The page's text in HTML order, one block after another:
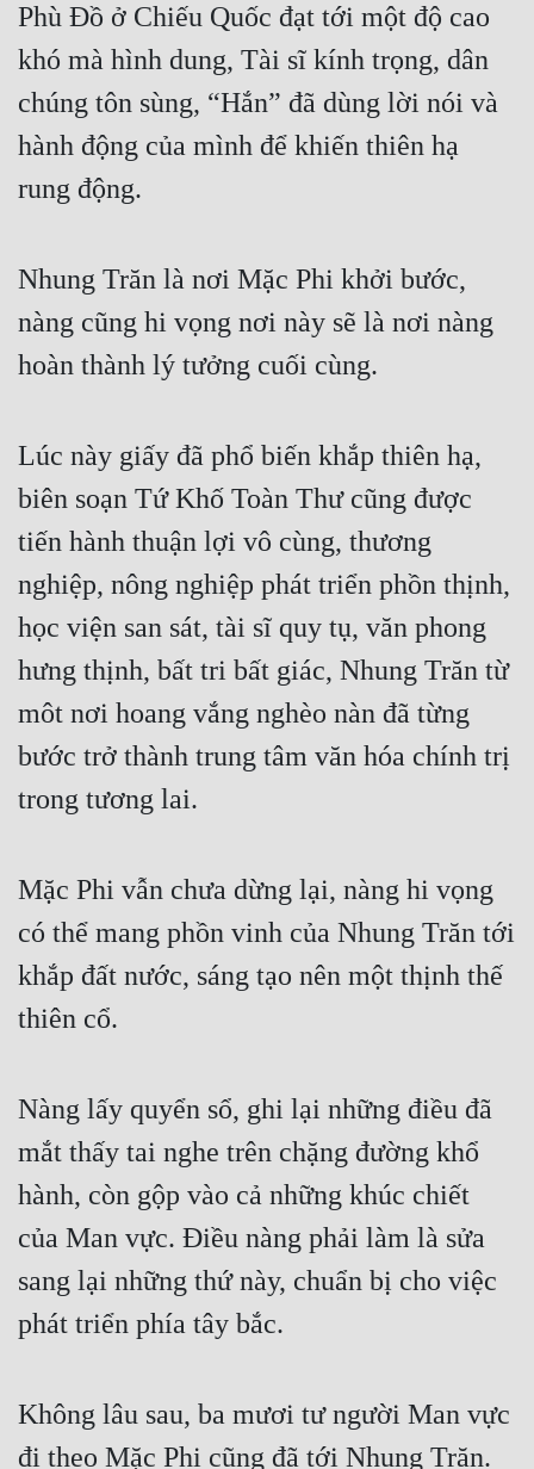
Phù Đồ ở Chiếu Quốc đạt tới một độ cao
khó mà hình dung, Tài sĩ kính trọng, dân
chúng tôn sùng, “Hắn” đã dùng lời nói và
hành động của mình để khiến thiên hạ
rung động.
Nhung Trăn là nơi Mặc Phi khởi bước,
nàng cũng hi vọng nơi này sẽ là nơi nàng
hoàn thành lý tưởng cuối cùng.
Lúc này giấy đã phổ biến khắp thiên hạ,
biên soạn Tứ Khố Toàn Thư cũng được
tiến hành thuận lợi vô cùng, thương
nghiệp, nông nghiệp phát triển phồn thịnh,
học viện san sát, tài sĩ quy tụ, văn phong
hưng thịnh, bất tri bất giác, Nhung Trăn từ
môt nơi hoang vắng nghèo nàn đã từng
bước trở thành trung tâm văn hóa chính trị
trong tương lai.
Mặc Phi vẫn chưa dừng lại, nàng hi vọng
có thể mang phồn vinh của Nhung Trăn tới
khắp đất nước, sáng tạo nên một thịnh thế
thiên cổ.
Nàng lấy quyển sổ, ghi lại những điều đã
mắt thấy tai nghe trên chặng đường khổ
hành, còn gộp vào cả những khúc chiết
của Man vực. Điều nàng phải làm là sửa
sang lại những thứ này, chuẩn bị cho việc
phát triển phía tây bắc.
Không lâu sau, ba mươi tư người Man vực
đi theo Mặc Phi cũng đã tới Nhung Trăn.